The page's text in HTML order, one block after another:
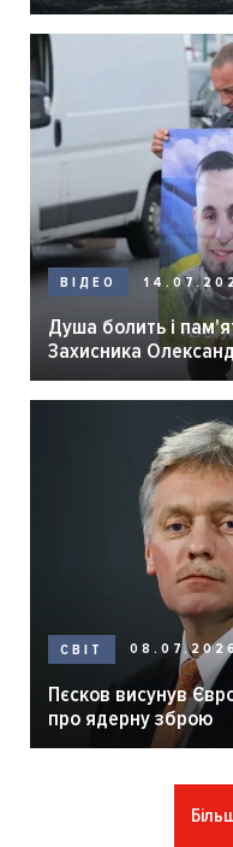
ВІДЕО
Душа болить і
Захисника
СВІТ
Пєсков висунув
про ядерну зброю